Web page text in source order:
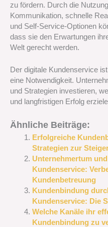
zu fördern. Durch die
Kommunikation, schnelle
und Self-Service-Optionen
dass sie den Erwartungen
Welt gerecht werden.
Der digitale Kundenservice
eine Notwendigkeit.
und Strategien investieren,
und langfristigen Erfolg
Ähnliche Beiträge:
Erfolgreiche
Strategien zur
Unternehmertum
Kundenservice:
Kundenbetreuung
Kundenbindung
Kundenservice: Die
Welche Kanäle ihr
Kundenbindung zu